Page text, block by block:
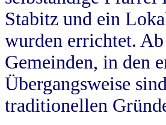
Stabitz und ein
wurden errichtet.
Gemeinden, in den
Übergangsweise
traditionellen